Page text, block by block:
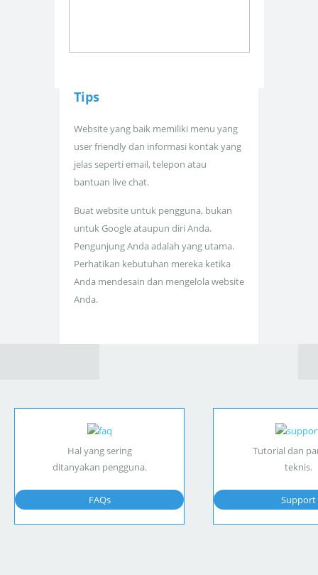
Tips
Website yang baik memiliki menu yang
user friendly dan informasi kontak yang
jelas seperti email, telepon atau
bantuan live chat.
Buat website untuk pengguna, bukan
untuk Google ataupun diri Anda.
Pengunjung Anda adalah yang utama.
Perhatikan kebutuhan mereka ketika
Anda mendesain dan mengelola website
Anda.
Hal yang sering
ditanyakan pengguna.
FAQs
Tutorial dan
teknis.
Support